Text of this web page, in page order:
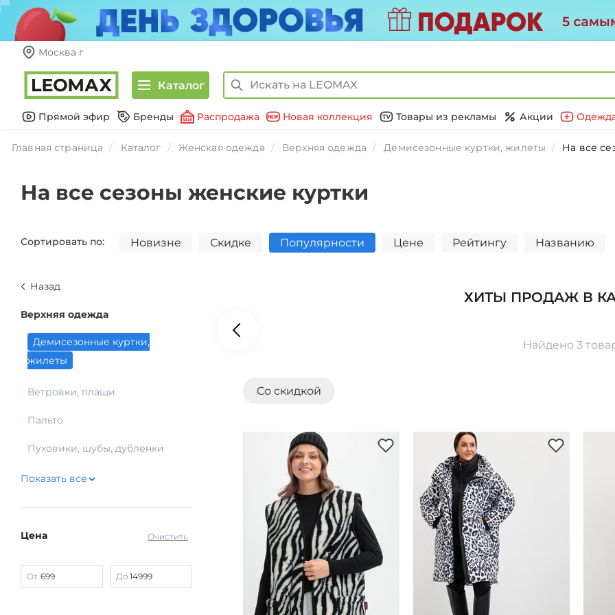
Москва г
Каталог
Прямой эфир Бренды Распродажа Новая коллекция Товары из рекламы Акции
Главная страница Каталог Женская одежда Верхняя одежда Демисезонные куртки, жилеты На все
На все сезоны женские куртки
Сортировать по: Новизне Скидке Популярности Цене Рейтингу Названию
Назад
Верхняя одежда
Демисезонные куртки,
жилеты
Ветровки, плащи
Пальто
Пуховики, шубы, дубленки
Показать все
Очистить
Цена
От До
ХИТЫ ПРОДАЖ В
Найдено 3
Со скидкой